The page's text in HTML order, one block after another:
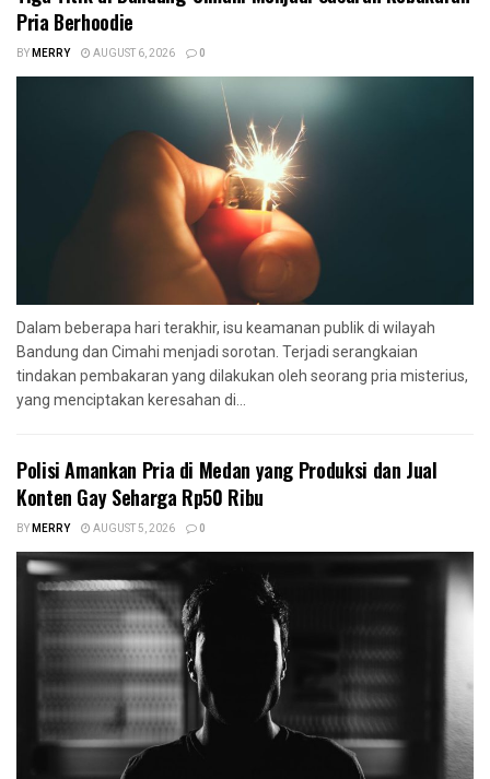
Pria Berhoodie
BYMERRY AUGUST 6, 2026 0
Dalam beberapa hari terakhir, isu keamanan publik di wilayah
Bandung dan Cimahi menjadi sorotan. Terjadi serangkaian
tindakan pembakaran yang dilakukan oleh seorang pria misterius,
yang menciptakan keresahan di...
Polisi Amankan Pria di Medan yang Produksi dan Jual
Konten Gay Seharga Rp50 Ribu
BYMERRY AUGUST 5, 2026 0